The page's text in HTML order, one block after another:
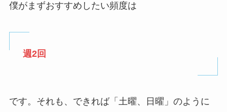
僕がまずおすすめしたい頻度は
週2回
です。それも、できれば「土曜、日曜」のように